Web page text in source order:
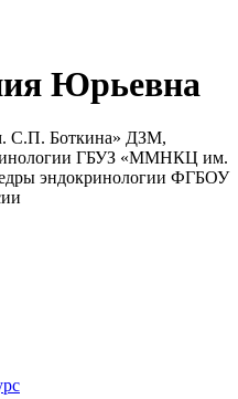
Юрьевна
С.П. Боткина» ДЗМ,
ГБУЗ «ММНКЦ им.
эндокринологии ФГБОУ